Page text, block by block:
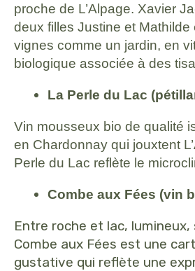
proche de L’Alpage. Xavier
deux filles Justine et Mathilde
vignes comme un jardin, en
biologique associée à des
La Perle du Lac
Vin mousseux bio de qualité
en Chardonnay qui jouxtent
Perle du Lac reflète le
Combe aux Fées (vin
Entre roche et lac,
Combe aux Fées est une
gustative qui reflète une